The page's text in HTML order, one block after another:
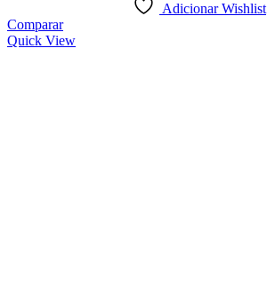
Adicionar Wishlist
Comparar
Quick View